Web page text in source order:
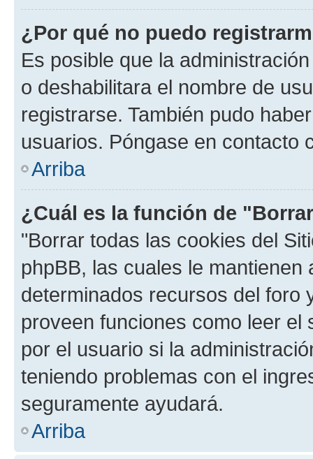
¿Por qué no puedo
Es posible que la
o deshabilitara el nombre de
registrarse. También pudo
usuarios. Póngase en contacto
Arriba
¿Cuál es la función de
"Borrar todas las cookies del
phpBB, las cuales le
determinados recursos del foro
proveen funciones como leer el
por el usuario si la
teniendo problemas con el
seguramente ayudará.
Arriba